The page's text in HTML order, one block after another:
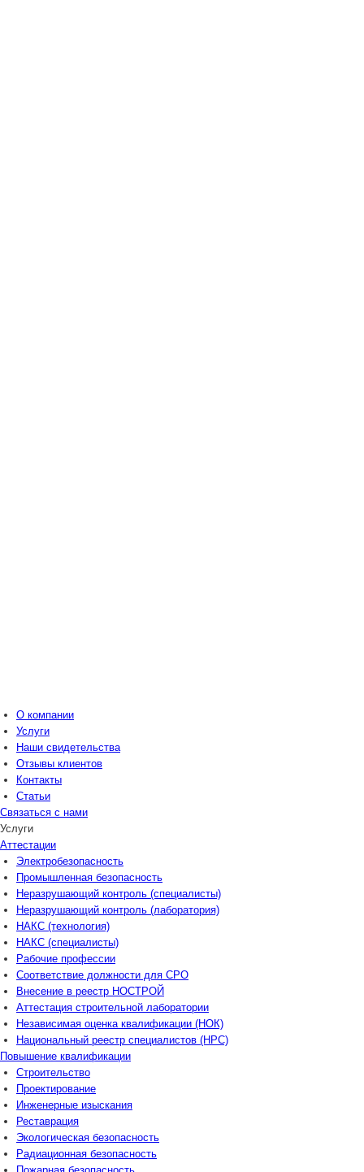
О компании
Услуги
Наши свидетельства
Отзывы клиентов
Контакты
Статьи
Связаться с нами
Услуги
Аттестации
Электробезопасность
Промышленная безопасность
Неразрушающий контроль (специалисты)
Неразрушающий контроль (лаборатория)
НАКС (технология)
НАКС (специалисты)
Рабочие профессии
Соответствие должности для СРО
Внесение в реестр НОСТРОЙ
Аттестация строительной лаборатории
Независимая оценка квалификации (НОК)
Национальный реестр специалистов (НРС)
Повышение квалификации
Строительство
Проектирование
Инженерные изыскания
Реставрация
Экологическая безопасность
Радиационная безопасность